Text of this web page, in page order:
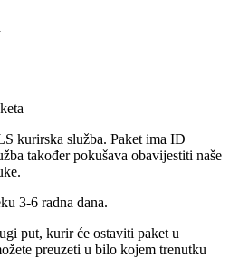
kurirska služba. Paket ima ID
također pokušava obavijestiti naše
3-6 radna dana.
put, kurir će ostaviti paket u
preuzeti u bilo kojem trenutku